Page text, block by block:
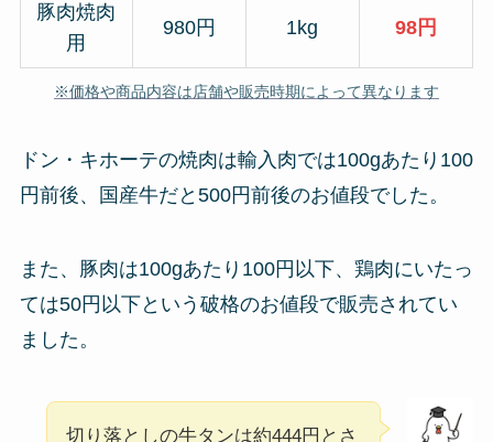
豚肉焼肉
用
980円 1kg 98円
※価格や商品内容は店舗や販売時期によって異なります
ドン・キホーテの焼肉は輸入肉では100gあたり100
円前後、国産牛だと500円前後のお値段でした。
また、豚肉は100gあたり100円以下、鶏肉にいたっ
ては50円以下という破格のお値段で販売されてい
ました。
切り落としの牛タンは約444円とさ